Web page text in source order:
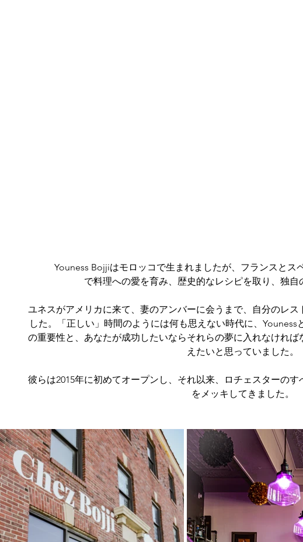
で料理への愛を育み、歴史的なレシピを取り、独自
ユネスがアメリカに来て、妻のアンバーに会うまで、自分のレ
した。「正しい」時間のようには何も思えない時代に、
の重要性と、あなたが成功したいならそれらの夢に入れなけれ
えたいと思っていました。
彼らは2015年に初めてオープンし、それ以来、ロチェスターの
をメッキしてきました。